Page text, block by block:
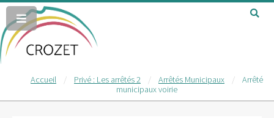
Accueil Privé : Les arrêtés 2 Arrêtés Municipaux
Arrêté
municipaux voirie